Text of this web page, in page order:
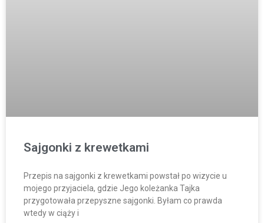
Sajgonki z krewetkami
Przepis na sajgonki z krewetkami powstał po wizycie u
mojego przyjaciela, gdzie Jego koleżanka Tajka
przygotowała przepyszne sajgonki. Byłam co prawda
wtedy w ciąży i